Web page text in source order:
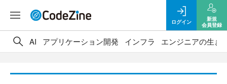
ログイン
新規
会員登録
AI アプリケーション開発 インフラ エンジニアの生き